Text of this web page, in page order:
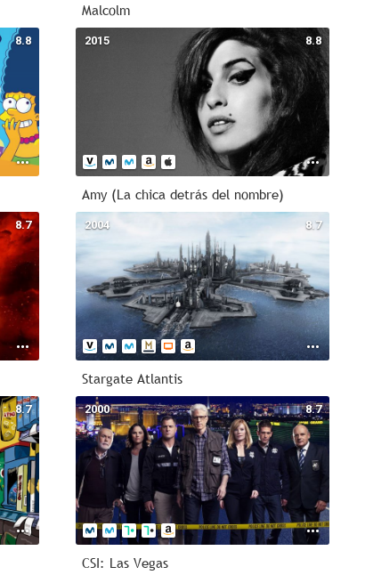
Malcolm
8.8 8.8
2015
Amy (La chica detrás del nombre)
8.7 8.7
2004
Stargate Atlantis
8.7 8.7
2000
CSI: Las Vegas